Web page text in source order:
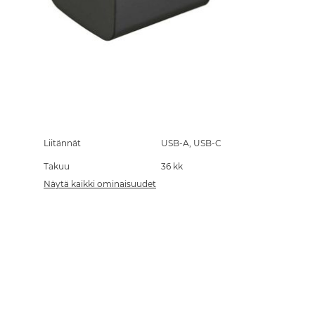
the
of
the
images
Liitännät USB-A, USB-C
Takuu
36 kk
Näytä kaikki ominaisuudet